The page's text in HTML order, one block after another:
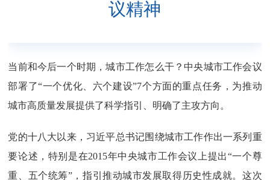
议精神
当前和今后一个时期，城市工作怎么干？中央城市工作会议
部署了“一个优化、六个建设”7个方面的重点任务，为推动
城市高质量发展提供了科学指引、明确了主攻方向。
党的十八大以来，习近平总书记围绕城市工作作出一系列重
要论述，特别是在2015年中央城市工作会议上提出“一个尊
重、五个统筹”，指引推动城市发展取得历史性成就。这次